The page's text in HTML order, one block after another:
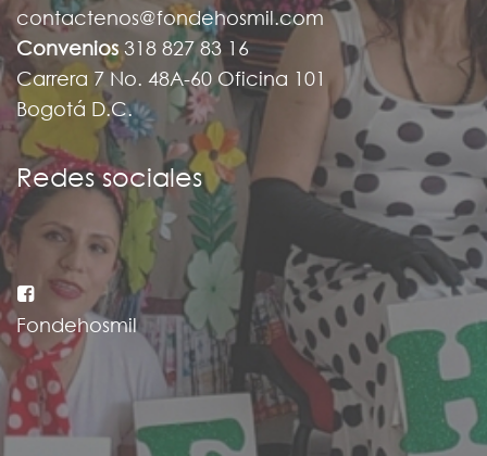
contactenos@fondehosmil.com
Convenios 318 827 83 16
Carrera 7 No. 48A-60 Oficina 101
Bogotá D.C.
Redes sociales
Fondehosmil